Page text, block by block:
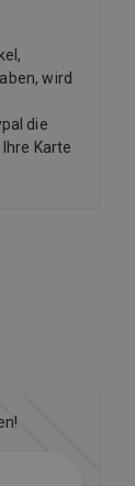
wird
die
Karte